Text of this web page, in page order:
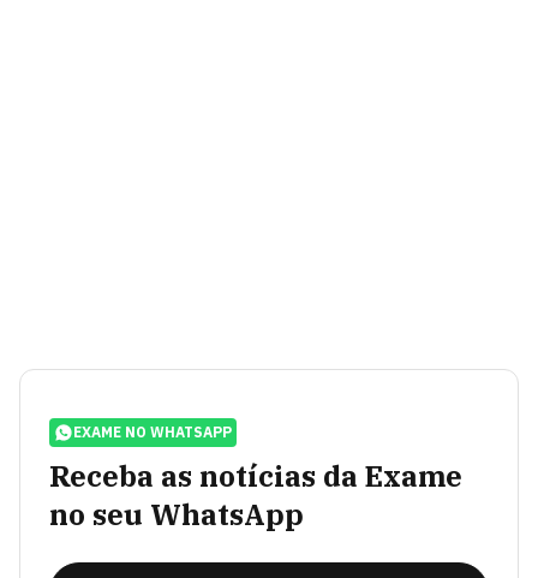
EXAME NO WHATSAPP
Receba as notícias da Exame
no seu WhatsApp